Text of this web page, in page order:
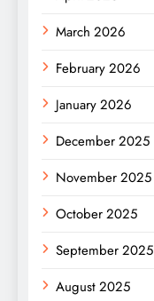
March 2026
February 2026
January 2026
December 2025
November 2025
October 2025
September 2025
August 2025